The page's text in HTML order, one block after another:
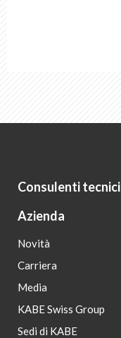
Consulenti tecnici
Azienda
Novità
Carriera
Media
KABE Swiss Group
Sedi di KABE